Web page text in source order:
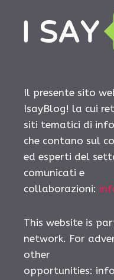
Il presente sito
IsayBlog! la cui
siti tematici di
che contano sul
ed esperti del
comunicati e
collaborazioni:
This website is
network. For
other
opportunities: